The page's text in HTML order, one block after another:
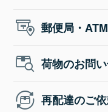
郵便局・
荷物のお問
再配達のご